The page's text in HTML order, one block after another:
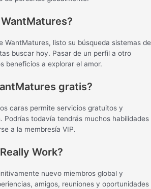
WantMatures, listo su búsqueda sistemas de
buscar hoy. Pasar de un perfil a otro
beneficios a explorar el amor.
gratis?
caras permite servicios gratuitos y
Podrías todavía tendrás muchos habilidades
a la membresía VIP.
Work?
nuevo miembros global y
amigos, reuniones y oportunidades